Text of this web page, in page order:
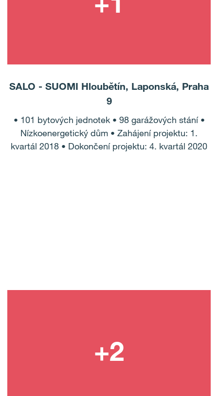
SALO - SUOMI Hloubětín, Laponská, Praha
9
• 101 bytových jednotek • 98 garážových stání •
Nízkoenergetický dům • Zahájení projektu: 1.
kvartál 2018 • Dokončení projektu: 4. kvartál 2020